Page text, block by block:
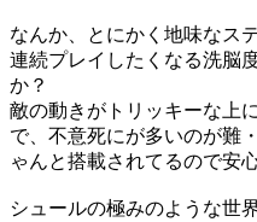
なんか、とにかく地味なス
連続プレイしたくなる洗脳
か？
敵の動きがトリッキーな上
で、不意死にが多いのが難
ゃんと搭載されてるので安心
シュールの極みのような世